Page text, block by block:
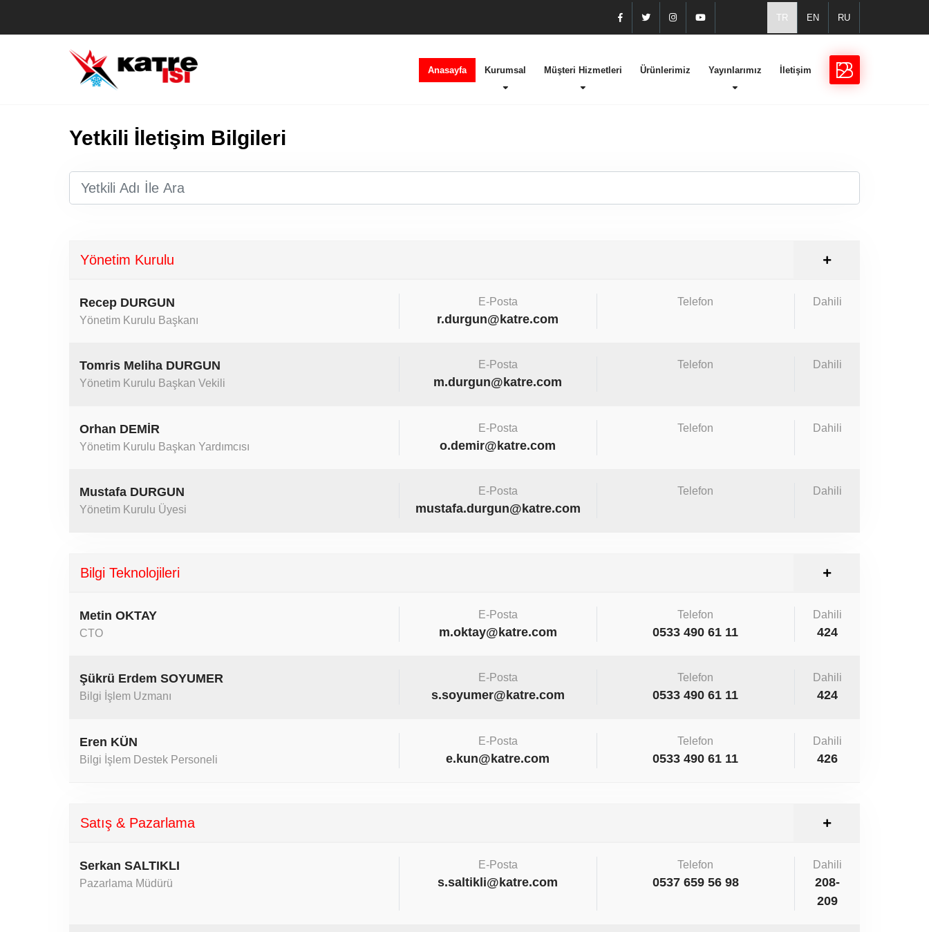
TR EN RU
Anasayfa Kurumsal Müşteri Hizmetleri Ürünlerimiz Yayınlarımız İletişim
Yetkili İletişim Bilgileri
Yönetim Kurulu
Recep DURGUN
Yönetim Kurulu Başkanı
E-Posta
r.durgun@katre.com
Telefon Dahili
Tomris Meliha DURGUN
Yönetim Kurulu Başkan Vekili
E-Posta
m.durgun@katre.com
Telefon Dahili
Orhan DEMİR
Yönetim Kurulu Başkan Yardımcısı
E-Posta
o.demir@katre.com
Telefon Dahili
Mustafa DURGUN
Yönetim Kurulu Üyesi
E-Posta
mustafa.durgun@katre.com
Telefon Dahili
Bilgi Teknolojileri
Metin OKTAY
CTO
E-Posta
m.oktay@katre.com
Telefon
0533 490 61 11
Dahili
424
Şükrü Erdem SOYUMER
Bilgi İşlem Uzmanı
E-Posta
s.soyumer@katre.com
Telefon
0533 490 61 11
Dahili
424
Eren KÜN
Bilgi İşlem Destek Personeli
E-Posta
e.kun@katre.com
Telefon
0533 490 61 11
Dahili
426
Satış & Pazarlama
Serkan SALTIKLI
Pazarlama Müdürü
E-Posta
s.saltikli@katre.com
Telefon
0537 659 56 98
Dahili
208-
209